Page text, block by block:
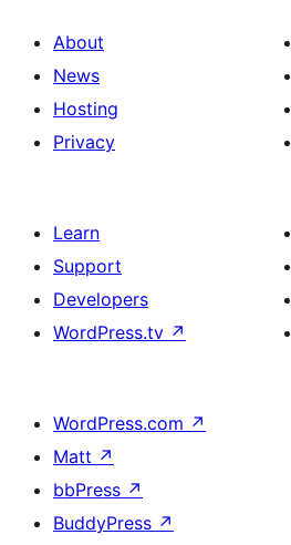
About
News
Hosting
Privacy
Learn
Support
Developers
WordPress.tv ↗
WordPress.com ↗
Matt ↗
bbPress ↗
BuddyPress ↗